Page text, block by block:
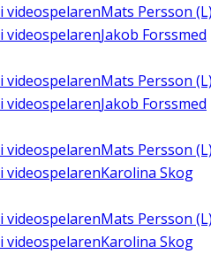
i videospelarenMats Persson
i videospelarenJakob Forssmed
i videospelarenMats Persson
i videospelarenJakob Forssmed
i videospelarenMats Persson
i videospelarenKarolina Skog
i videospelarenMats Persson
i videospelarenKarolina Skog